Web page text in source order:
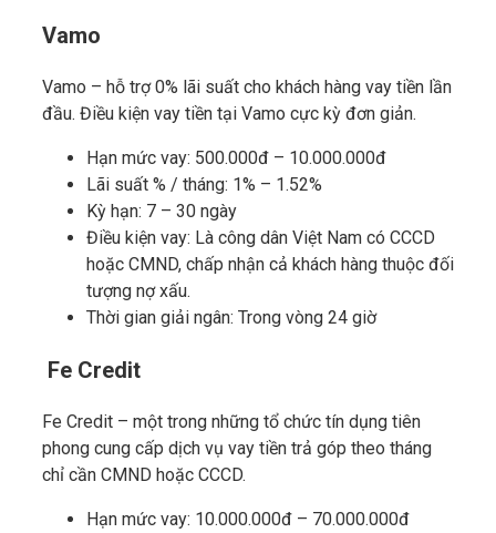
Vamo
Vamo – hỗ trợ 0% lãi suất cho khách hàng vay tiền lần
đầu. Điều kiện vay tiền tại Vamo cực kỳ đơn giản.
Hạn mức vay: 500.000đ – 10.000.000đ
Lãi suất % / tháng: 1% – 1.52%
Kỳ hạn: 7 – 30 ngày
Điều kiện vay: Là công dân Việt Nam có CCCD
hoặc CMND, chấp nhận cả khách hàng thuộc đối
tượng nợ xấu.
Thời gian giải ngân: Trong vòng 24 giờ
Fe Credit
Fe Credit – một trong những tổ chức tín dụng tiên
phong cung cấp dịch vụ vay tiền trả góp theo tháng
chỉ cần CMND hoặc CCCD.
Hạn mức vay: 10.000.000đ – 70.000.000đ